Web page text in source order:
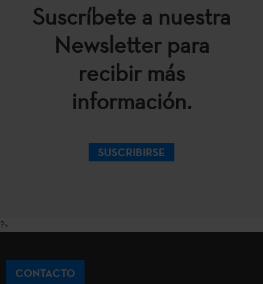
Suscríbete a nuestra
Newsletter para
recibir más
información.
SUSCRIBIRSE
?>
CONTACTO